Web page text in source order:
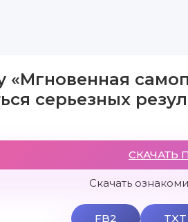
«Мгновенная
серьезных
СКАЧАТЬ
Скачать
FB2 TXT